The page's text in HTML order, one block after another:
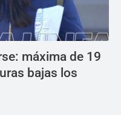
máxima de 19
bajas los